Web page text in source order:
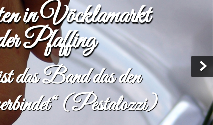
in Vöcklamarkt
Pfaffing
das Band das den
(Pestalozzi)